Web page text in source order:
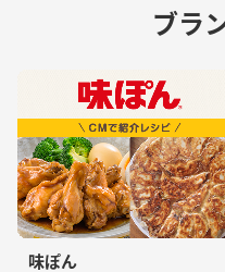
ブラ
味ぽん